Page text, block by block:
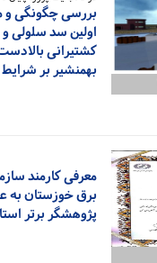
بررسی چگونگی و
اولین سد سلولی و
کشتیرانی بالادست
بهمنشیر بر شرایط
معرفی کارمند
برق خوزستان به
پژوهشگر برتر استان